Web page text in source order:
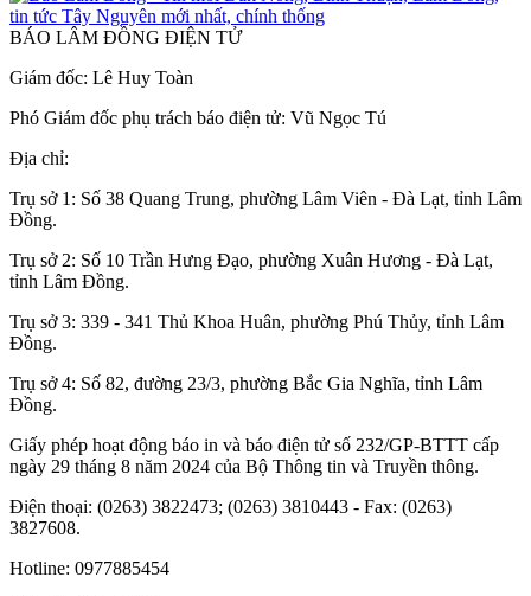
BÁO LÂM ĐỒNG ĐIỆN TỬ
Giám đốc: Lê Huy Toàn
Phó Giám đốc phụ trách báo điện tử: Vũ Ngọc Tú
Địa chỉ:
Trụ sở 1: Số 38 Quang Trung, phường Lâm Viên - Đà Lạt, tỉnh Lâm
Đồng.
Trụ sở 2: Số 10 Trần Hưng Đạo, phường Xuân Hương - Đà Lạt,
tỉnh Lâm Đồng.
Trụ sở 3: 339 - 341 Thủ Khoa Huân, phường Phú Thủy, tỉnh Lâm
Đồng.
Trụ sở 4: Số 82, đường 23/3, phường Bắc Gia Nghĩa, tỉnh Lâm
Đồng.
Giấy phép hoạt động báo in và báo điện tử số 232/GP-BTTT cấp
ngày 29 tháng 8 năm 2024 của Bộ Thông tin và Truyền thông.
Điện thoại: (0263) 3822473; (0263) 3810443 - Fax: (0263)
3827608.
Hotline: 0977885454